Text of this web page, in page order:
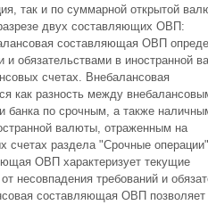
так и по суммарной открытой
двух составляющих ОВП:
составляющая ОВП
и обязательствами в иностранной
счетах. Внебалансовая
как разность между
банка по срочным, а также
валюты, отраженным на
счетах раздела "Срочные
ОВП характеризует текущие
несовпадения требований и
составляющая ОВП позволяет